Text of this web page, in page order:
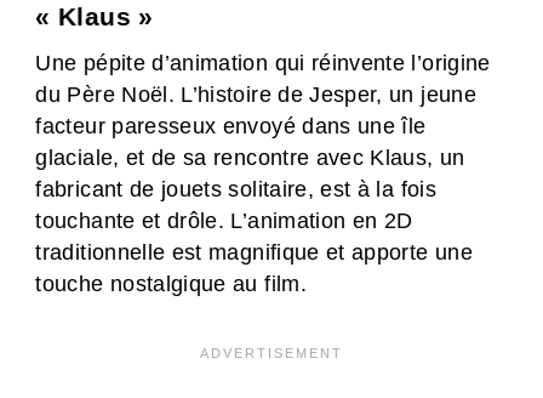
« Klaus »
Une pépite d’animation qui réinvente l’origine
du Père Noël. L’histoire de Jesper, un jeune
facteur paresseux envoyé dans une île
glaciale, et de sa rencontre avec Klaus, un
fabricant de jouets solitaire, est à la fois
touchante et drôle. L’animation en 2D
traditionnelle est magnifique et apporte une
touche nostalgique au film.